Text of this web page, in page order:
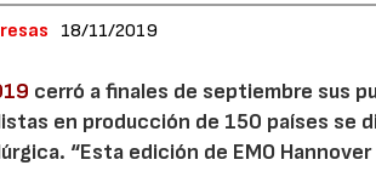
18/11/2019
cerró a finales de septiembre sus
en producción de 150 países se
“Esta edición de EMO